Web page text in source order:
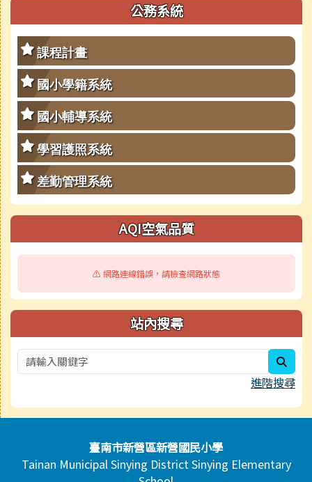
公務系統
課程計畫
國小學籍系統
國小輔導系統
學習護照系統
差勤管理系統
AQI空氣品質
⚠️ 網路連線錯誤，請檢查網路狀態
站內搜尋
進階搜尋
頁尾區域內容臺南市新營區新營國民小學
Tainan Municipal Sinying District Sinying Elementary